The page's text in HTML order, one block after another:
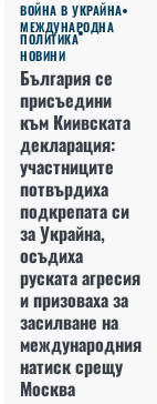
ВОЙНА В УКРАЙНА
МЕЖДУНАРОДНА
ПОЛИТИКА
НОВИНИ
България се
присъедини
към Киивската
декларация:
участниците
потвърдиха
подкрепата си
за Украйна,
осъдиха
руската агресия
и призоваха за
засилване на
международния
натиск срещу
Москва